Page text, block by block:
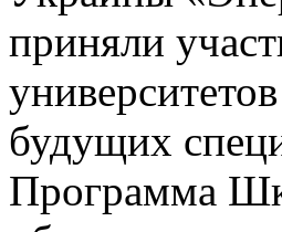
приняли
будущих
Программа